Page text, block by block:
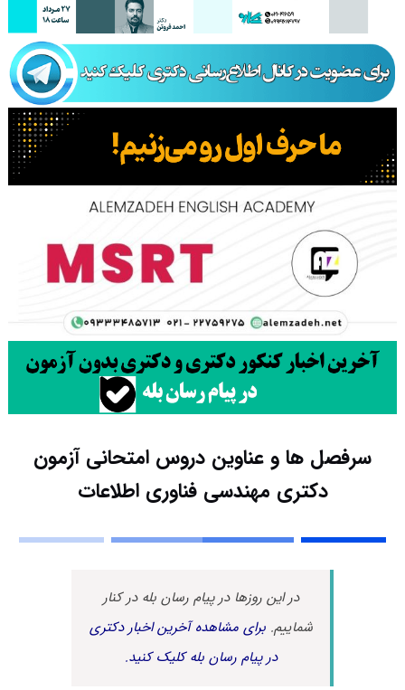
سرفصل ها و عناوین دروس امتحانی آزمون
دکتری مهندسی فناوری اطلاعات
در این روزها در پیام رسان بله در کنار
شماییم.برای مشاهده آخرین اخبار دکتری
در پیام رسان بله کلیک کنید.